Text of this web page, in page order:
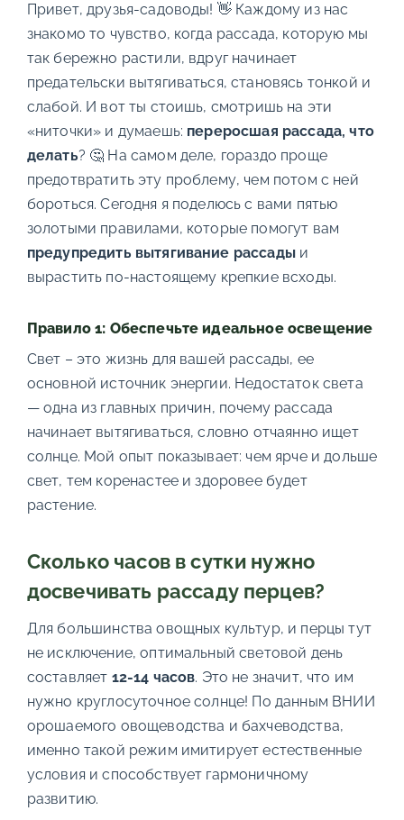
Привет, друзья-садоводы! 👋 Каждому из нас
знакомо то чувство, когда рассада, которую мы
так бережно растили, вдруг начинает
предательски вытягиваться, становясь тонкой и
слабой. И вот ты стоишь, смотришь на эти
«ниточки» и думаешь: переросшая рассада, что
делать? 🤔 На самом деле, гораздо проще
предотвратить эту проблему, чем потом с ней
бороться. Сегодня я поделюсь с вами пятью
золотыми правилами, которые помогут вам
предупредить вытягивание рассадыи
вырастить по-настоящему крепкие всходы.
Правило 1: Обеспечьте идеальное освещение
Свет – это жизнь для вашей рассады, ее
основной источник энергии. Недостаток света
— одна из главных причин, почему рассада
начинает вытягиваться, словно отчаянно ищет
солнце. Мой опыт показывает: чем ярче и дольше
свет, тем коренастее и здоровее будет
растение.
Сколько часов в сутки нужно
досвечивать рассаду перцев?
Для большинства овощных культур, и перцы тут
не исключение, оптимальный световой день
составляет 12-14 часов. Это не значит, что им
нужно круглосуточное солнце! По данным ВНИИ
орошаемого овощеводства и бахчеводства,
именно такой режим имитирует естественные
условия и способствует гармоничному
развитию.